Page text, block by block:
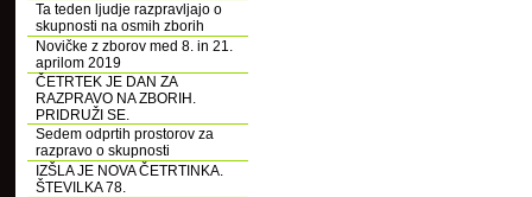
Ta teden ljudje razpravljajo o
skupnosti na osmih zborih
Novičke z zborov med 8. in 21.
aprilom 2019
ČETRTEK JE DAN ZA
RAZPRAVO NA ZBORIH.
PRIDRUŽI SE.
Sedem odprtih prostorov za
razpravo o skupnosti
IZŠLA JE NOVA ČETRTINKA.
ŠTEVILKA 78.